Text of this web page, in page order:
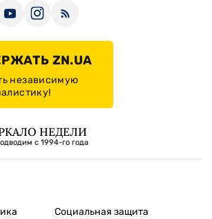
ZN.UA
независимую
НЕДЕЛИ
с 1994-го года
Социальная защита